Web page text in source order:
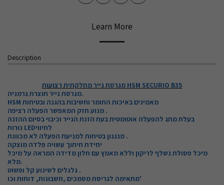
Learn More
Description
מגרסת נייר מחלקתית רצועות HSM SECURIO B35
מגרסת נייר תוצרת גרמניה.
HSM מאמינים באיכות החומר וחשיבות בהגנה ובטיחות
מנוע חזק המאפשר הפעלה רציפה .
בעלת מתג להפעלה אוטומטית בעת הזנת הנייר וכיבוי בסיום ההזנה
נורות LEDלחיווי
מנגנון בטיחות למניעת הפעלה לא מכוונת .
יחידת חיתוך עשויה פלדה מוצקה
מיכל פסולת נשלף לריקון וללא מאמץ עם חלון מדידה המראה על מיכל
מלא.
גלגלים לשינוע קל ופשוט .
מתאימה לגריסת מסמכים ,חשבונות, דוחות וכו'